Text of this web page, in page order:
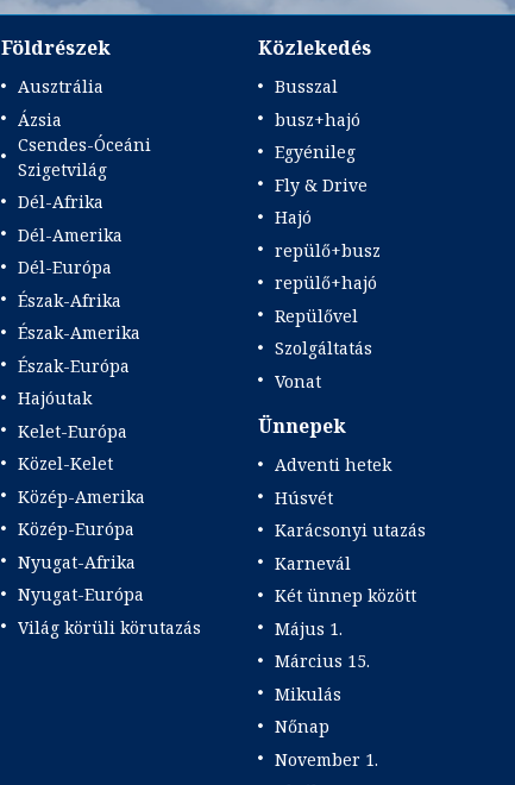
Földrészek
Ausztrália
Ázsia
Csendes-Óceáni
Szigetvilág
Dél-Afrika
Dél-Amerika
Dél-Európa
Észak-Afrika
Észak-Amerika
Észak-Európa
Hajóutak
Kelet-Európa
Közel-Kelet
Közép-Amerika
Közép-Európa
Nyugat-Afrika
Nyugat-Európa
Világ körüli körutazás
Közlekedés
Busszal
busz+hajó
Egyénileg
Fly & Drive
Hajó
repülő+busz
repülő+hajó
Repülővel
Szolgáltatás
Vonat
Ünnepek
Adventi hetek
Húsvét
Karácsonyi utazás
Karnevál
Két ünnep között
Május 1.
Március 15.
Mikulás
Nőnap
November 1.